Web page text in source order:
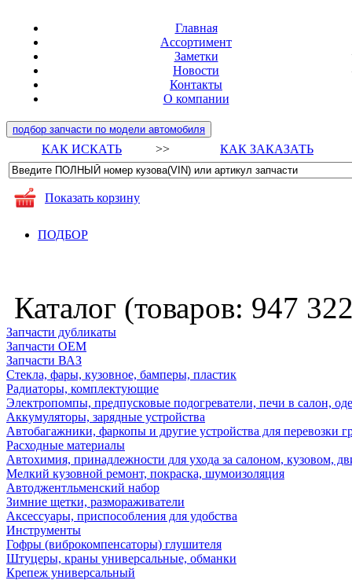
Главная
Ассортимент
Заметки
Новости
Контакты
О компании
подбор запчасти по модели автомобиля
КАК ИСКАТЬ >> КАК ЗАКАЗАТЬ
Показать корзину
ПОДБОР
Каталог (товаров: 947
Запчасти дубликаты
Запчасти ОЕМ
Запчасти ВАЗ
Стекла, фары, кузовное, бамперы, пластик
Радиаторы, комплектующие
Электропомпы, предпусковые подогреватели, печи в салон,
Аккумуляторы, зарядные устройства
Автобагажники, фаркопы и другие устройства для перевозки
Расходные материалы
Автохимия, принадлежности для ухода за салоном, кузовом,
Мелкий кузовной ремонт, покраска, шумоизоляция
Автоджентльменский набор
Зимние щетки, размораживатели
Аксессуары, приспособления для удобства
Инструменты
Гофры (виброкомпенсаторы) глушителя
Штуцеры, краны универсальные, обманки
Крепеж универсальный